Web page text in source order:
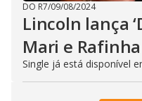
DO R7/09/08/2024
Lincoln lança
Mari e Rafinha
Single já está disponível